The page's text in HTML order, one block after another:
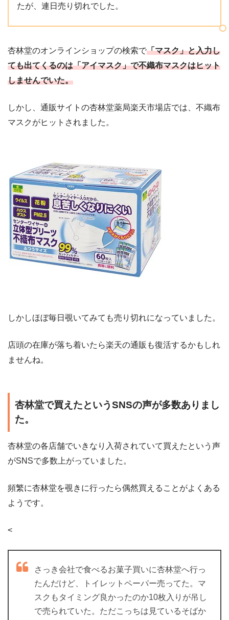
たが、連日売り切れでした。
杏林堂のオンラインショップの検索で「マスク」と入力し
ても出てくるのは「アイマスク」で不織布マスクはヒット
しませんでいた。
しかし、通販サイトの杏林堂薬局楽天市場店では、不織布
マスクがヒットされました。
しかしほぼ毎日覗いてみても売り切れになっていました。
店頭の在庫が落ち着いたら楽天の通販も復活するかもしれ
ませんね。
杏林堂で買えたというSNSの声が多数ありまし
た。
杏林堂の各店舗でいきなり入荷されていて買えたという声
がSNSで多数上がっていました。
頻繁に杏林堂を覗きに行ったら偶然買えることがよくある
ようです。
<
さっき会社で食べるお菓子買いに杏林堂へ行っ
たんだけど、トイレットペーパー売ってた。マ
スクもタイミング良かったのか10枚入りが吊し
で売られていた。ただこっちは見ているそばか